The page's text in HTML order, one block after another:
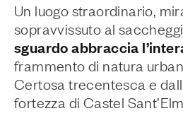
Un luogo straordinario,
sopravvissuto al
sguardo abbraccia
frammento di natura
Certosa trecentesca e
fortezza di Castel